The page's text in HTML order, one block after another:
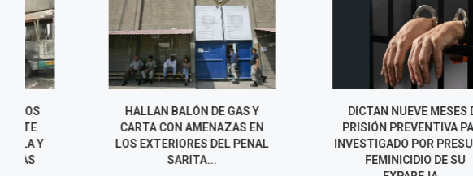
HALLAN BALÓN DE GAS Y
CARTA CON AMENAZAS EN
LOS EXTERIORES DEL PENAL
DICTAN NUEVE MESES DE
PRISIÓN PREVENTIVA PARA
INVESTIGADO POR PRESUNTO
PNP FRUSTRA
740 MIL Y
PRESUNTA